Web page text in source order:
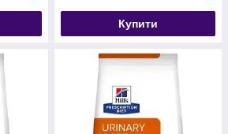
Купити